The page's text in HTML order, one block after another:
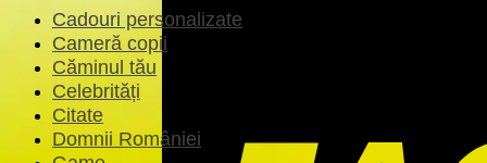
Proaspăt
Cadouri personalizate
Cameră copii
Căminul tău
Celebrități
Citate
Domnii României